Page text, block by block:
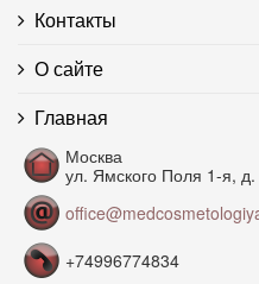
Контакты
О сайте
Главная
Москва
ул. Ямского Поля 1-я, д.
+74996774834